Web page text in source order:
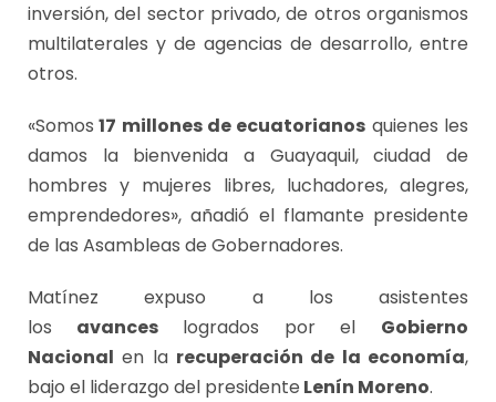
inversión, del sector privado, de otros organismos
multilaterales y de agencias de desarrollo, entre
otros.
«Somos 17 millones de ecuatorianos quienes les
damos la bienvenida a Guayaquil, ciudad de
hombres y mujeres libres, luchadores, alegres,
emprendedores», añadió el flamante presidente
de las Asambleas de Gobernadores.
Matínez expuso a los asistentes
los avanceslogrados por el Gobierno
Nacional en la recuperación de la economía,
bajo el liderazgo del presidente Lenín Moreno.